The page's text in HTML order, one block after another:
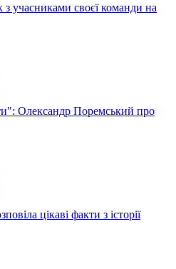
учасниками своєї команди на
Олександр Поремський про
цікаві факти з історії